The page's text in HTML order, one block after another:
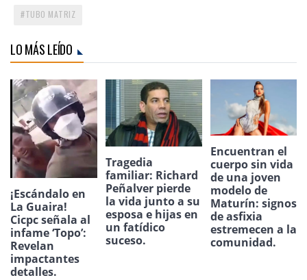
TUBO MATRIZ
LO MÁS LEÍDO
¡Escándalo en
La Guaira!
Cicpc señala al
infame ‘Topo’:
Revelan
impactantes
detalles.
Tragedia
familiar: Richard
Peñalver pierde
la vida junto a su
esposa e hijas en
un fatídico
suceso.
Encuentran el
cuerpo sin vida
de una joven
modelo de
Maturín: signos
de asfixia
estremecen a la
comunidad.